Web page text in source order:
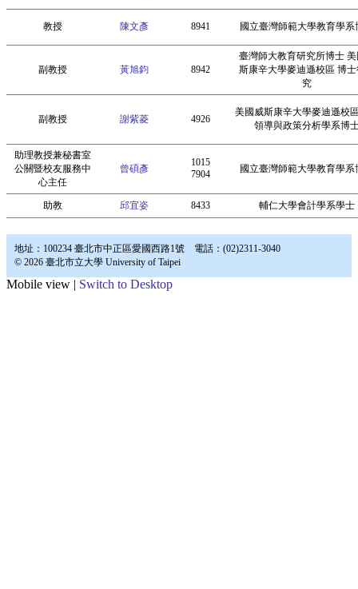
教授 陳文彥 8941 國立臺灣師範大學教育學系
副教授 黃旭鈞 8942
臺灣師大教育研究所博士
斯康辛大學麥迪遜校區 博
究
副教授 謝紫菱 4926
美國威斯康辛大學麥迪遜校
領導與政策分析學系博
助理教授兼秘書室
公關暨校友服務中
心主任
曾碩彥
1015
7904
國立臺灣師範大學教育學系
助教 邱宜姿 8433 輔仁大學會計學系學士
地址：100234 臺北市中正區愛國西路1號 電話：(02)2311-3040
© 2026 臺北市立大學 University of Taipei
Mobile view | Switch to Desktop